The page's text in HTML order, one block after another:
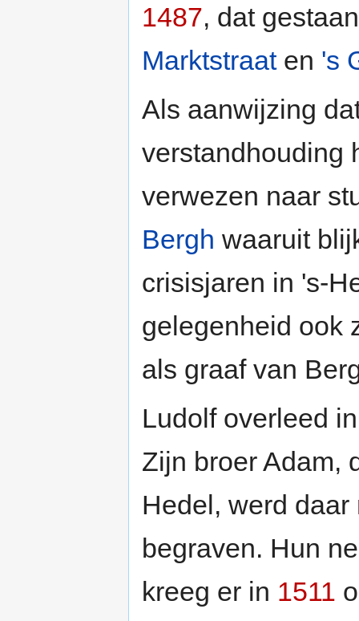
1487, dat
Marktstraaten 's
Als aanwijzing
verstandhouding
verwezen naar
Bergh waaruit
crisisjaren in 's-
gelegenheid ook
als graaf van
Ludolf overleed
Zijn broer Adam,
Hedel, werd
begraven. Hun
kreeg er in 1511